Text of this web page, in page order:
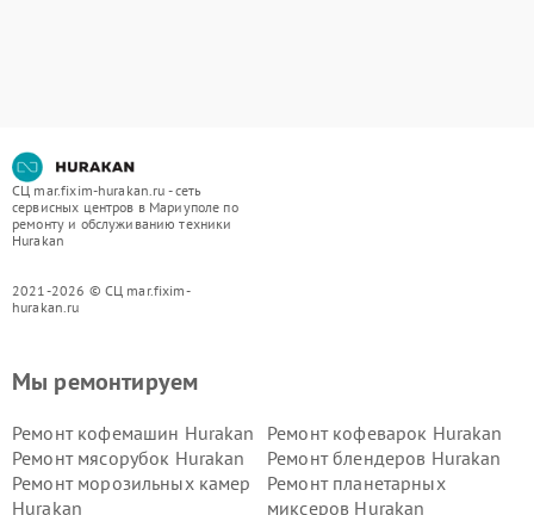
СЦ mar.fixim-hurakan.ru - сеть
сервисных центров в Мариуполе по
ремонту и обслуживанию техники
Hurakan
2021-2026 © СЦ mar.fixim-
hurakan.ru
Мы ремонтируем
Ремонт кофемашин Hurakan
Ремонт кофеварок Hurakan
Ремонт мясорубок Hurakan
Ремонт блендеров Hurakan
Ремонт морозильных камер
Hurakan
Ремонт планетарных
миксеров Hurakan